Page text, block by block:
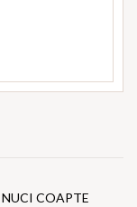
NUCI COAPTE